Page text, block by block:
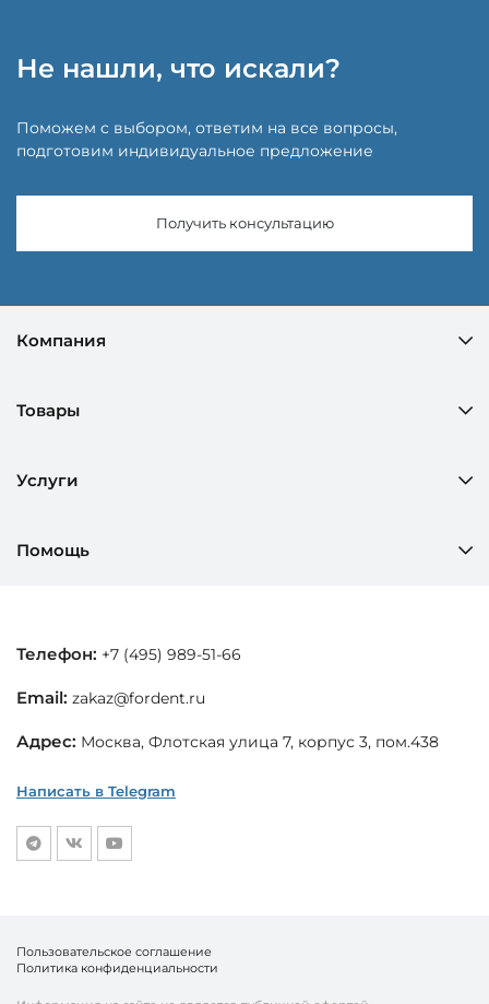
Не нашли, что искали?
Поможем с выбором, ответим на все вопросы,
подготовим индивидуальное предложение
Получить консультацию
Компания
Товары
Услуги
Помощь
Телефон: +7 (495) 989-51-66
Email: zakaz@fordent.ru
Адрес: Москва, Флотская улица 7, корпус 3, пом.438
Написать в Telegram
Пользовательское соглашение
Политика конфиденциальности